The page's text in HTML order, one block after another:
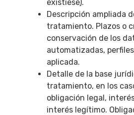
existiese).
Descripción ampliada
tratamiento. Plazos o
conservación de los
automatizadas,
aplicada.
Detalle de la base
tratamiento, en los
obligación legal,
interés legítimo.